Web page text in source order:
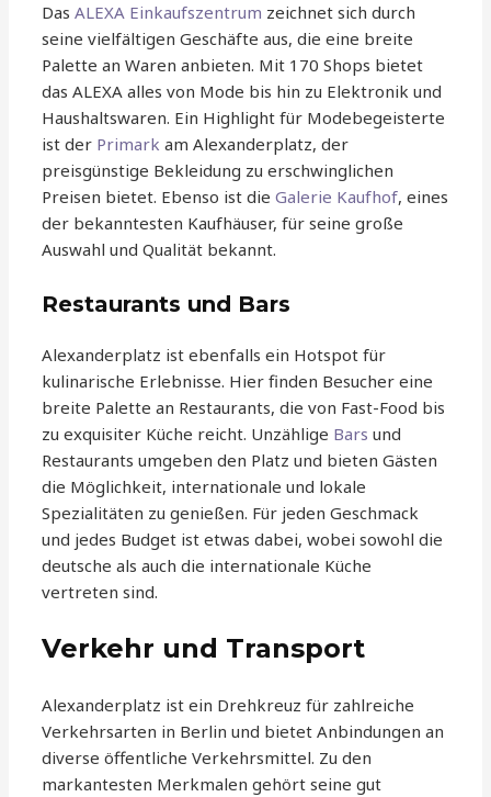
DasALEXA Einkaufszentrum zeichnet sich durch
seine vielfältigen Geschäfte aus, die eine breite
Palette an Waren anbieten. Mit 170 Shops bietet
das ALEXA alles von Mode bis hin zu Elektronik und
Haushaltswaren. Ein Highlight für Modebegeisterte
ist der Primark am Alexanderplatz, der
preisgünstige Bekleidung zu erschwinglichen
Preisen bietet. Ebenso ist dieGalerie Kaufhof, eines
der bekanntesten Kaufhäuser, für seine große
Auswahl und Qualität bekannt.
Restaurants und Bars
Alexanderplatz ist ebenfalls ein Hotspot für
kulinarische Erlebnisse. Hier finden Besucher eine
breite Palette an Restaurants, die von Fast-Food bis
zu exquisiter Küche reicht. Unzählige Bars und
Restaurants umgeben den Platz und bieten Gästen
die Möglichkeit, internationale und lokale
Spezialitäten zu genießen. Für jeden Geschmack
und jedes Budget ist etwas dabei, wobei sowohl die
deutsche als auch die internationale Küche
vertreten sind.
Verkehr und Transport
Alexanderplatz ist ein Drehkreuz für zahlreiche
Verkehrsarten in Berlin und bietet Anbindungen an
diverse öffentliche Verkehrsmittel. Zu den
markantesten Merkmalen gehört seine gut